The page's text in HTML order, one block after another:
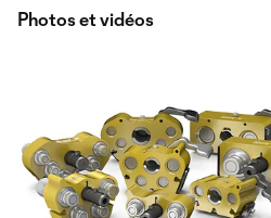
Photos et vidéos